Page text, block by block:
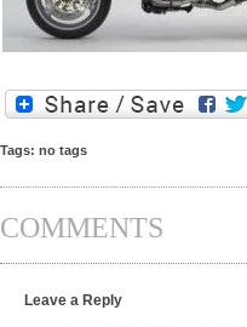
Tags: no tags
COMMENTS
Leave a Reply